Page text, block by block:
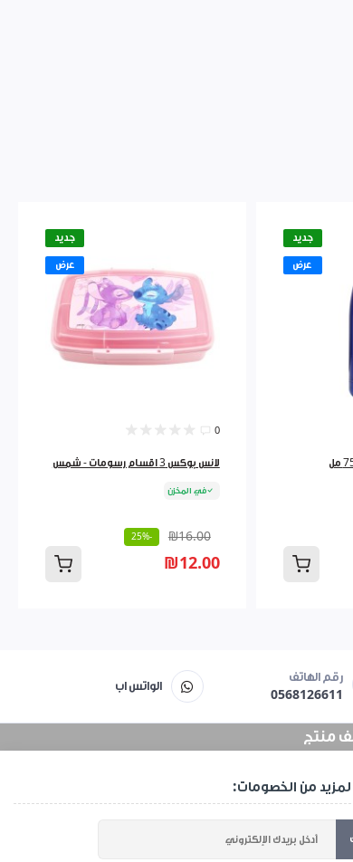
جديد
عرض
ثيرموس ماء ستانلس 750 مل
جديد
عرض
0
لانس بوكس 3 اقسام رسومات - شمس
في المخزن
₪16.00
-25%
₪12.00
رقم الهاتف
0568126611
الواتس اب
من الخصومات: